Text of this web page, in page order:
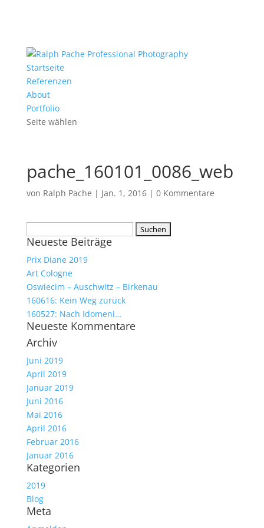
Startseite
Referenzen
About
Portfolio
Seite wählen
pache_160101_0086_web
von Ralph Pache | Jan. 1, 2016| 0 Kommentare
nach:
Neueste Beiträge
Prix Diane 2019
Art Cologne
Oswiecim – Auschwitz – Birkenau
160616: Kein Weg zurück
160527: Nach Idomeni…
Neueste Kommentare
Archiv
Juni 2019
April 2019
Januar 2019
Juni 2016
Mai 2016
April 2016
Februar 2016
Januar 2016
Kategorien
2019
Blog
Meta